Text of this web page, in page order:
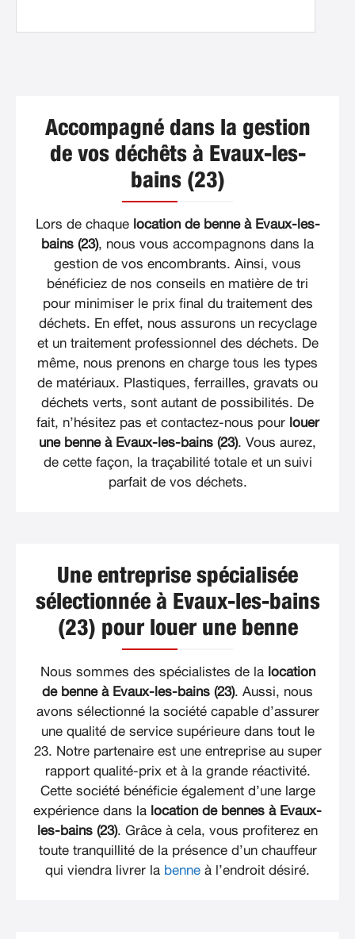
Accompagné dans la gestion
de vos déchêts à Evaux-les-
bains (23)
Lors de chaque location de benne à Evaux-les-
bains (23), nous vous accompagnons dans la
gestion de vos encombrants. Ainsi, vous
bénéficiez de nos conseils en matière de tri
pour minimiser le prix final du traitement des
déchets. En effet, nous assurons un recyclage
et un traitement professionnel des déchets. De
même, nous prenons en charge tous les types
de matériaux. Plastiques, ferrailles, gravats ou
déchets verts, sont autant de possibilités. De
fait, n’hésitez pas et contactez-nous pour louer
une benne à Evaux-les-bains (23). Vous aurez,
de cette façon, la traçabilité totale et un suivi
parfait de vos déchets.
Une entreprise spécialisée
sélectionnée à Evaux-les-bains
(23) pour louer une benne
Nous sommes des spécialistes de la location
de benne à Evaux-les-bains (23). Aussi, nous
avons sélectionné la société capable d’assurer
une qualité de service supérieure dans tout le
23. Notre partenaire est une entreprise au super
rapport qualité-prix et à la grande réactivité.
Cette société bénéficie également d’une large
expérience dans la location de bennes à Evaux-
les-bains (23). Grâce à cela, vous profiterez en
toute tranquillité de la présence d’un chauffeur
qui viendra livrer la benne à l’endroit désiré.